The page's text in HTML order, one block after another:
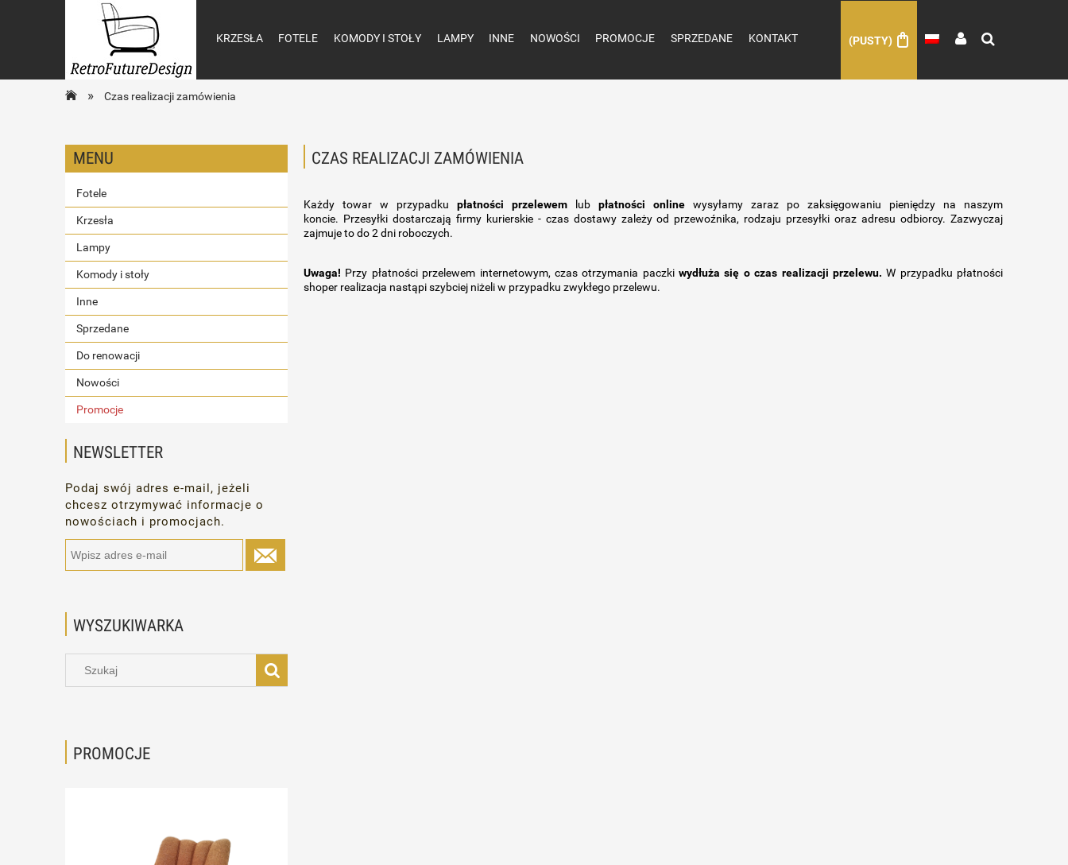
(PUSTY)
KRZESŁA FOTELE KOMODY I STOŁY LAMPY INNE NOWOŚCI PROMOCJE SPRZEDANE KONTAKT
» Czas realizacji zamówienia
MENU
Fotele
Krzesła
Lampy
Komody i stoły
Inne
Sprzedane
Do renowacji
Nowości
Promocje
NEWSLETTER
Podaj swój adres e-mail, jeżeli
chcesz otrzymywać informacje o
nowościach i promocjach.
WYSZUKIWARKA
PROMOCJE
CZAS REALIZACJI ZAMÓWIENIA
Każdy towar w przypadku płatności przelewem lub płatności online wysyłamy zaraz po zaksięgowaniu pieniędzy na naszym
koncie. Przesyłki dostarczają firmy kurierskie - czas dostawy zależy od przewoźnika, rodzaju przesyłki oraz adresu odbiorcy. Zazwyczaj
zajmuje to do 2 dni roboczych.
Uwaga! Przy płatności przelewem internetowym, czas otrzymania paczki wydłuża się o czas realizacji przelewu. W przypadku płatności
shoper realizacja nastąpi szybciej niżeli w przypadku zwykłego przelewu.